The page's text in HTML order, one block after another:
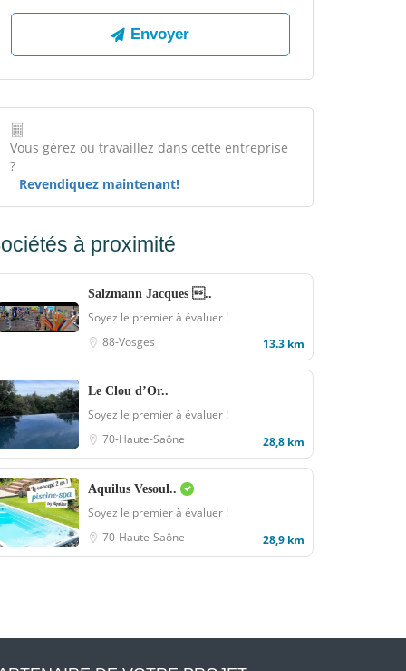
Vous gérez ou travaillez dans cette entreprise
?
Revendiquez maintenant!
à proximité
Salzmann Jacques ..
Soyez le premier à évaluer !
88-Vosges
13.3 km
Le Clou d’Or..
Soyez le premier à évaluer !
70-Haute-Saône
28,8 km
Aquilus Vesoul..
Soyez le premier à évaluer !
70-Haute-Saône
28,9 km